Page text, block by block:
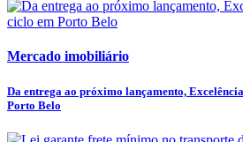
Mercado imobiliário
Da entrega ao próximo lançamento,
Porto Belo